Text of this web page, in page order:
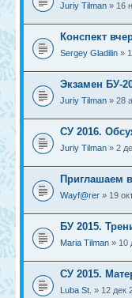
Juriy Tilman » 16
Конспект
Sergey Gladilin »
Экзамен БУ-
Juriy Tilman » 28
СУ 2016.
Juriy Tilman » 2
Приглашаем
Wayf@rer » 19
БУ 2015.
Maria Tilman » 10
СУ 2015.
Luba St. » 12 дек